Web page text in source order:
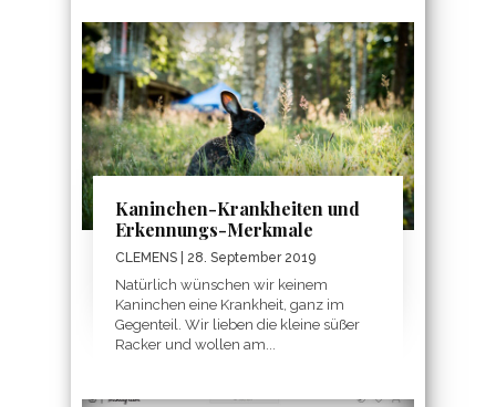
Kaninchen-Krankheiten und
Erkennungs-Merkmale
CLEMENS | 28. September 2019
Natürlich wünschen wir keinem
Kaninchen eine Krankheit, ganz im
Gegenteil. Wir lieben die kleine süßer
Racker und wollen am...